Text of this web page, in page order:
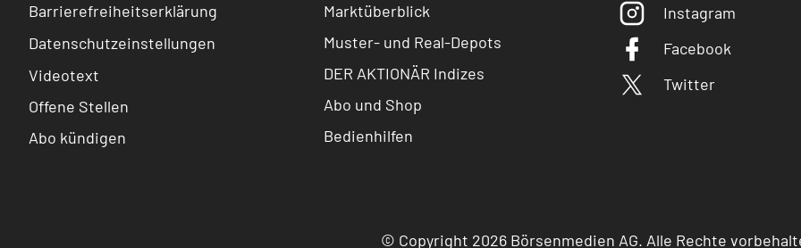
Barrierefreiheitserklärung
Datenschutzeinstellungen
Videotext
Offene Stellen
Abo kündigen
Marktüberblick
Muster- und Real-Depots
DER AKTIONÄR Indizes
Abo und Shop
Bedienhilfen
Instagram
Facebook
Twitter
© Copyright 2026 Börsenmedien AG. Alle Rechte